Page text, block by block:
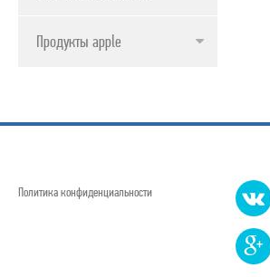
Продукты apple
Политика конфиденциальности